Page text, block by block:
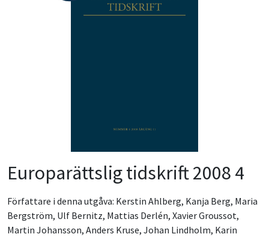
Europarättslig tidskrift 2008 4
Författare i denna utgåva: Kerstin Ahlberg, Kanja Berg, Maria
Bergström, Ulf Bernitz, Mattias Derlén, Xavier Groussot,
Martin Johansson, Anders Kruse, Johan Lindholm, Karin